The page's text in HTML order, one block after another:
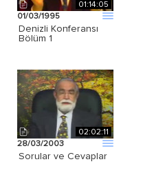
01:14:05
01/03/1995
Denizli Konferansı
Bölüm 1
02:02:11
28/03/2003
Sorular ve Cevaplar